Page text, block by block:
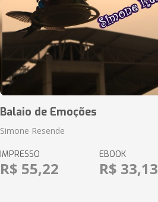
Balaio de Emoções
Simone Resende
IMPRESSO
R$ 55,22
EBOOK
R$ 33,13